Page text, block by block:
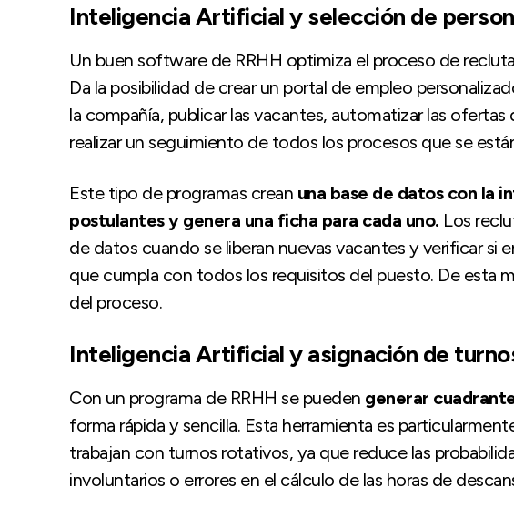
Inteligencia Artificial y selección de
Un buen software de RRHH optimiza el proceso de
Da la posibilidad de crear un portal de empleo
la compañía, publicar las vacantes, automatizar las
realizar un seguimiento de todos los procesos que se
Este tipo de programas crean una base de datos con la
postulantes y genera una ficha para cada uno. Los
de datos cuando se liberan nuevas vacantes y verificar si
que cumpla con todos los requisitos del puesto. De esta
del proceso.
Inteligencia Artificial y asignación de
Con un programa de RRHH se pueden generar
forma rápida y sencilla. Esta herramienta es
trabajan con turnos rotativos, ya que reduce las
involuntarios o errores en el cálculo de las horas de